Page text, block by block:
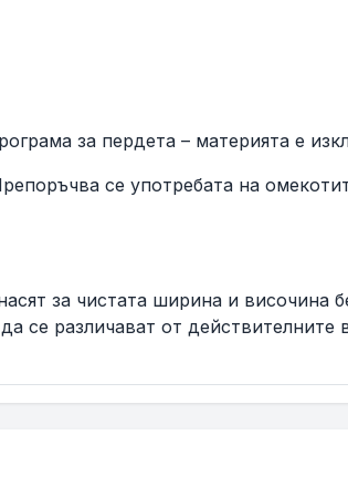
за пердета – материята е
се употребата на
за чистата ширина и височина
се различават от